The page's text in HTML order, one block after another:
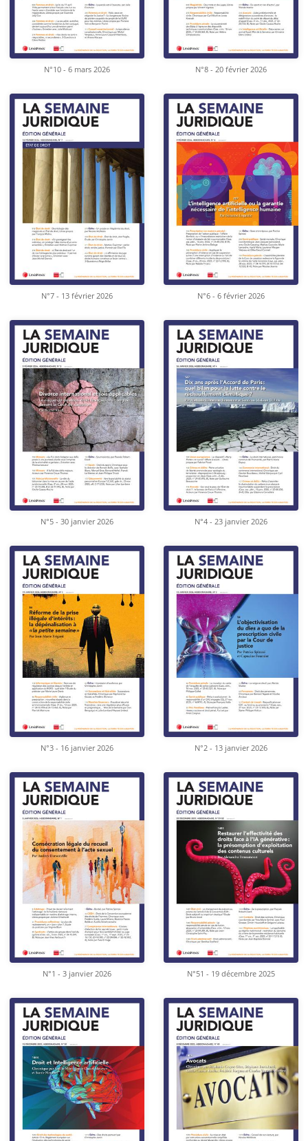
N°10 - 6 mars 2026 N°8 - 20 février 2026
N°7 - 13 février 2026 N°6 - 6 février 2026
N°5 - 30 janvier 2026 N°4 - 23 janvier 2026
N°3 - 16 janvier 2026 N°2 - 13 janvier 2026
N°1 - 3 janvier 2026 N°51 - 19 décembre 2025